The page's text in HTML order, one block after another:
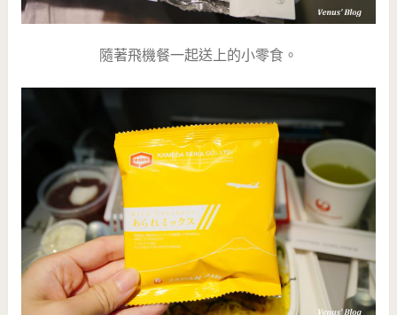
隨著飛機餐一起送上的小零食。